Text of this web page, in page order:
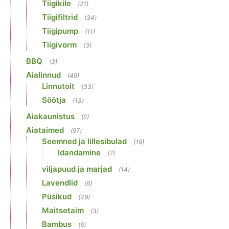
Tiigikile (21)
Tiigifiltrid (34)
Tiigipump (11)
Tiigivorm (3)
BBQ (3)
Aialinnud (49)
Linnutoit (33)
Söötja (13)
Aiakaunistus (2)
Aiataimed (97)
Seemned ja lillesibulad (19)
Idandamine (7)
viljapuud ja marjad (14)
Lavendlid (6)
Püsikud (49)
Maitsetaim (3)
Bambus (6)